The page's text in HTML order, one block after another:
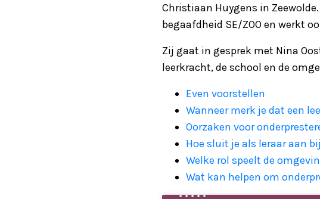
Christiaan Huygens in
begaafdheid SE/ZOO en werkt
Zij gaat in gesprek met Nina
leerkracht, de school en de
Even voorstellen
Wanneer merk je dat een
Oorzaken voor
Hoe sluit je als leraar aan
Welke rol speelt de
Wat kan helpen om